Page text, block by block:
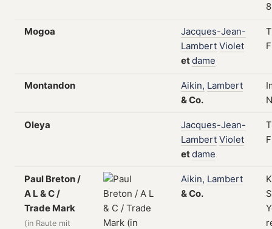
Mogoa
Jacques-Jean-
Lambert Violet
etdame
Montandon Aikin, Lambert
&Co.
Oleya
Jacques-Jean-
Lambert Violet
etdame
Paul Breton /
A L & C /
Trade Mark
(in Raute mit
Aikin, Lambert
&Co.